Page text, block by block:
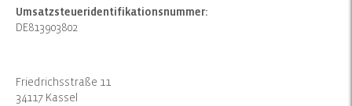
Umsatzsteueridentifikationsnummer:
DE813903802
Friedrichsstraße 11
34117 Kassel